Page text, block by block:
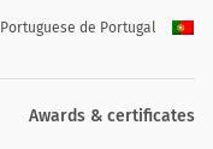
Portuguese de Portugal
Awards & certificates